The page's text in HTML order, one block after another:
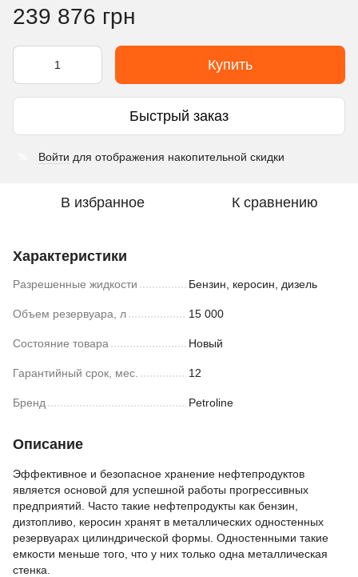
239 876 грн
Купить
Быстрый заказ
Войти для отображения накопительной скидки
В избранное К сравнению
Характеристики
Разрешенные жидкости Бензин, керосин, дизель
Объем резервуара, л 15 000
Состояние товара Новый
Гарантийный срок, мес. 12
Бренд Petroline
Описание
Эффективное и безопасное хранение нефтепродуктов
является основой для успешной работы прогрессивных
предприятий. Часто такие нефтепродукты как бензин,
дизтопливо, керосин хранят в металлических одностенных
резервуарах цилиндрической формы. Одностенными такие
емкости меньше того, что у них только одна металлическая
стенка.